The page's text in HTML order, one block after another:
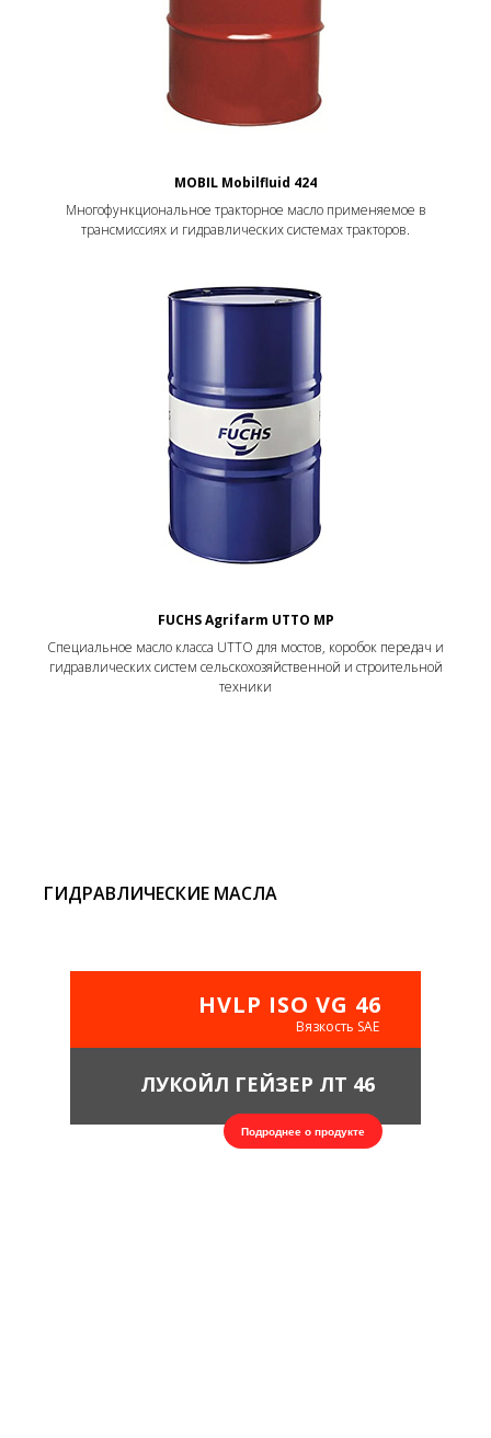
MOBIL Mobilfluid 424
Многофункциональное тракторное масло применяемое в
трансмиссиях и гидравлических системах тракторов.
FUCHS Agrifarm UTTO MP
Специальное масло класса UTTO для мостов, коробок передач и
гидравлических систем сельскохозяйственной и строительной
техники
ГИДРАВЛИЧЕСКИЕ МАСЛА
HVLP ISO VG 46
Вязкость SAE
ЛУКОЙЛ ГЕЙЗЕР ЛТ 46
Подроднее о продукте